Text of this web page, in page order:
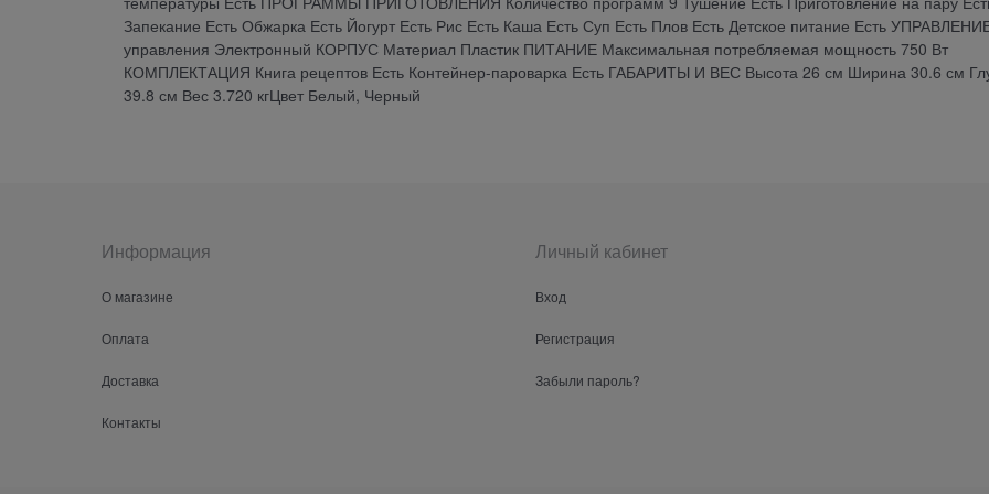
Запекание Есть Обжарка Есть Йогурт Есть Рис Есть Каша Есть Суп Есть Плов Есть Детское питание Есть
управления Электронный КОРПУС Материал Пластик ПИТАНИЕ Максимальная потребляемая мощность 750 Вт
КОМПЛЕКТАЦИЯ Книга рецептов Есть Контейнер-пароварка Есть ГАБАРИТЫ И ВЕС Высота 26 см Ширина 30.6 см
39.8 см Вес 3.720 кгЦвет Белый, Черный
Информация
О магазине
Оплата
Доставка
Контакты
Личный кабинет
Вход
Регистрация
Забыли пароль?